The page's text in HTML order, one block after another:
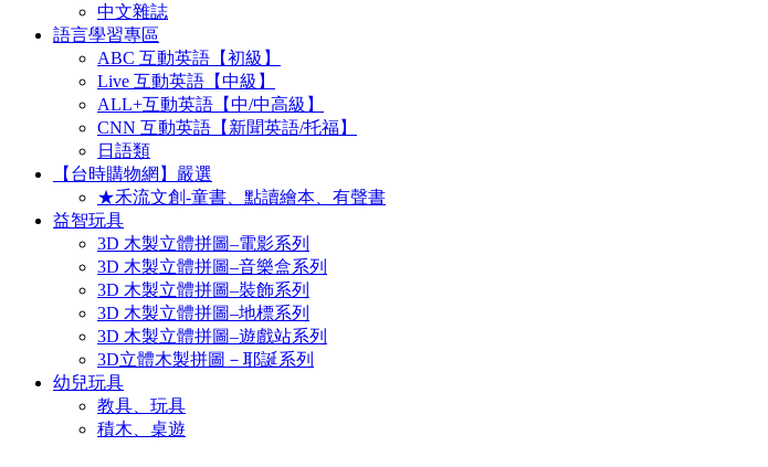
中文雜誌
語言學習專區
ABC 互動英語【初級】
Live 互動英語【中級】
ALL+互動英語【中/中高級】
CNN 互動英語【新聞英語/托福】
日語類
【台時購物網】嚴選
★禾流文創-童書、點讀繪本、有聲書
益智玩具
3D 木製立體拼圖–電影系列
3D 木製立體拼圖–音樂盒系列
3D 木製立體拼圖–裝飾系列
3D 木製立體拼圖–地標系列
3D 木製立體拼圖–遊戲站系列
3D立體木製拼圖－耶誕系列
幼兒玩具
教具、玩具
積木、桌遊